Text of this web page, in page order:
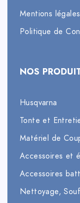
Mentions légales
Politique de
NOS
Husqvarna
Tonte et
Matériel de
Accessoires et
Accessoires
Nettoyage,